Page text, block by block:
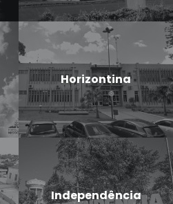
Horizontina
Independência